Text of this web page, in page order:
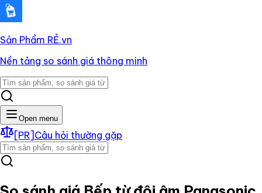
Sản Phẩm RẺ.vn
Nền tảng so sánh giá thông minh
Open menu
[PR] Câu hỏi thường gặp